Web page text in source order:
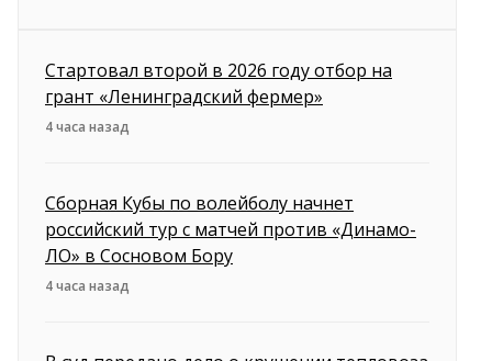
Стартовал второй в 2026 году отбор на
грант «Ленинградский фермер»
4 часа назад
Сборная Кубы по волейболу начнет
российский тур с матчей против «Динамо-
ЛО» в Сосновом Бору
4 часа назад